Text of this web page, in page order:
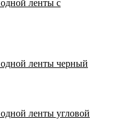
ленты с
ленты черный
ленты угловой